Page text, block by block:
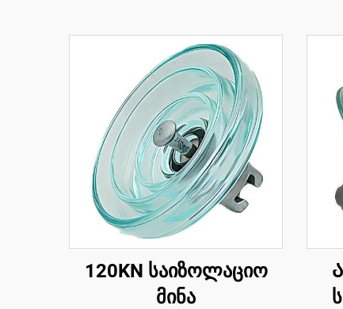
120KN საიზოლაციო
მინა